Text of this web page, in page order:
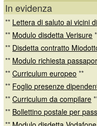
In evidenza
** Lettera di saluto ai vicini
** Modulo disdetta Verisure
** Disdetta contratto
** Modulo richiesta
**Curriculum europeo **
** Foglio presenze
**Curriculum da compilare
** Bollettino postale per